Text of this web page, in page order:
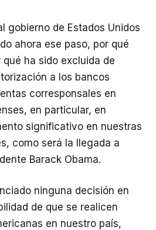
gobierno de Estados Unidos
ahora ese paso, por qué
ha sido excluida de
a los bancos
corresponsales en
en particular, en
significativo en nuestras
como será la llegada a
Barack Obama.
ninguna decisión en
de que se realicen
en nuestro país,